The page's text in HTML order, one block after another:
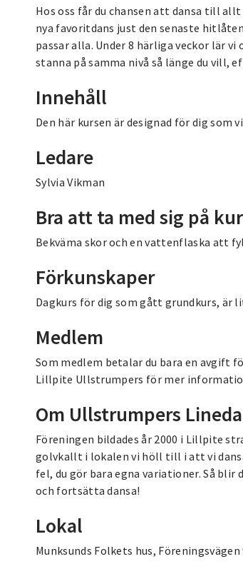
Hos oss får du chansen att dansa till
nya favoritdans just den senaste
passar alla. Under 8 härliga veckor lär
stanna på samma nivå så länge du vill,
Innehåll
Den här kursen är designad för dig
Ledare
Sylvia Vikman
Bra att ta med sig på
Bekväma skor och en vattenflaska att
Förkunskaper
Dagkurs för dig som gått grundkurs, är
Medlem
Som medlem betalar du bara en avgift
Lillpite Ullstrumpers för mer
Om Ullstrumpers
Föreningen bildades år 2000 i Lillpite
golvkallt i lokalen vi höll till i att vi
fel, du gör bara egna variationer. Så
och fortsätta dansa!
Lokal
Munksunds Folkets hus,